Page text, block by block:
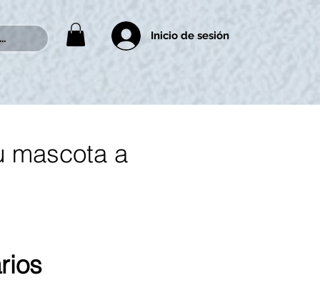
Inicio de sesión
mascota a